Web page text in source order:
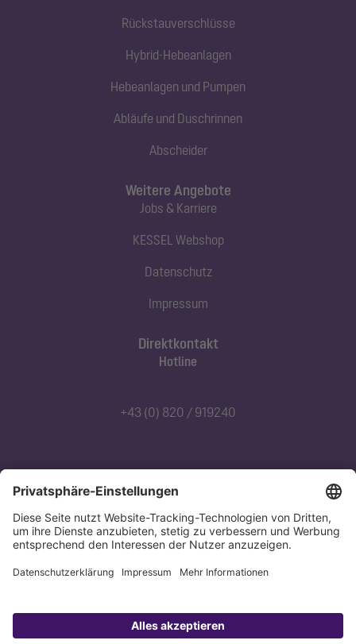
Rückstauverschlüsse
Hybrid-Hebeanlagen
Hebeanlagen und Pumpen
Abläufe und Duschrinnen
Abscheider
Direktkontakt
Hotline
+43 (0) 820 / 919240
Abonnieren Sie unseren Newsletter
Jetzt anmelden
Weitere Angebote
Jobs & Karriere
KESSEL Webshop
Datenschutz
Impressum
Datenschutz Impressum